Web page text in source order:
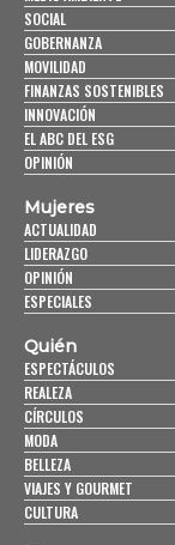
SOCIAL
GOBERNANZA
MOVILIDAD
FINANZAS SOSTENIBLES
INNOVACIÓN
EL ABC DEL ESG
OPINIÓN
Mujeres
ACTUALIDAD
LIDERAZGO
OPINIÓN
ESPECIALES
Quién
ESPECTÁCULOS
REALEZA
CÍRCULOS
MODA
BELLEZA
VIAJES Y GOURMET
CULTURA